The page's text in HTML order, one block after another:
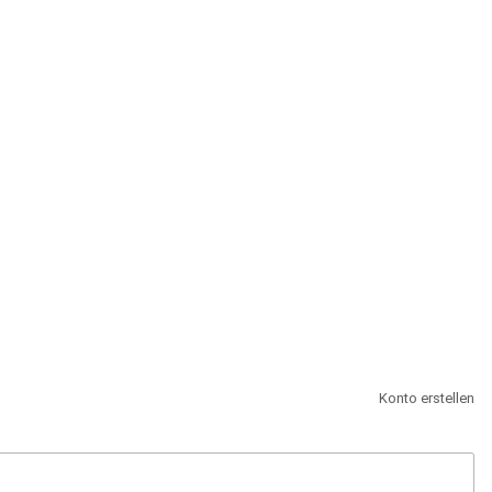
Konto erstellen